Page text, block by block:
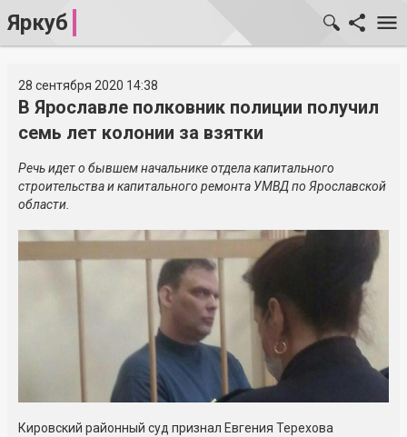
Яркуб
28 сентября 2020 14:38
В Ярославле полковник полиции получил
семь лет колонии за взятки
Речь идет о бывшем начальнике отдела капитального
строительства и капитального ремонта УМВД по Ярославской
области.
Кировский районный суд признал Евгения Терехова